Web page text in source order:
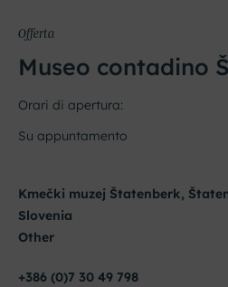
Offerta
Museo contadino
Orari di apertura:
Su appuntamento
Kmečki muzej Štatenberk,
Slovenia
Other
+386 (0)7 30 49 798